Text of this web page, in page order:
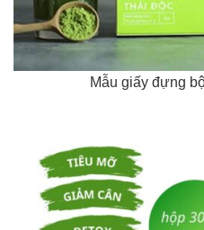
Mẫu giấy đựng